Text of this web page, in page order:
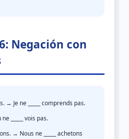
Negación con
→ Je ne _____ comprends pas.
_____ vois pas.
→ Nous ne _____ achetons